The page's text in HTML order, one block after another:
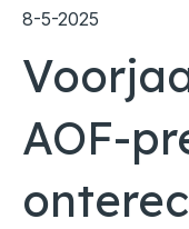
8-5-2025
AOF-